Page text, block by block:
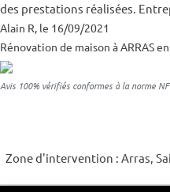
des prestations réalisées.
Alain R, le 16/09/2021
Rénovation de maison à ARRAS
Avis 100% vérifiés conformes à la norme
Zone d'intervention : Arras,